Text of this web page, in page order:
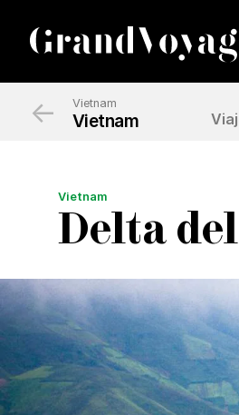
Vietnam
Vietnam
←
Vietnam
Delta